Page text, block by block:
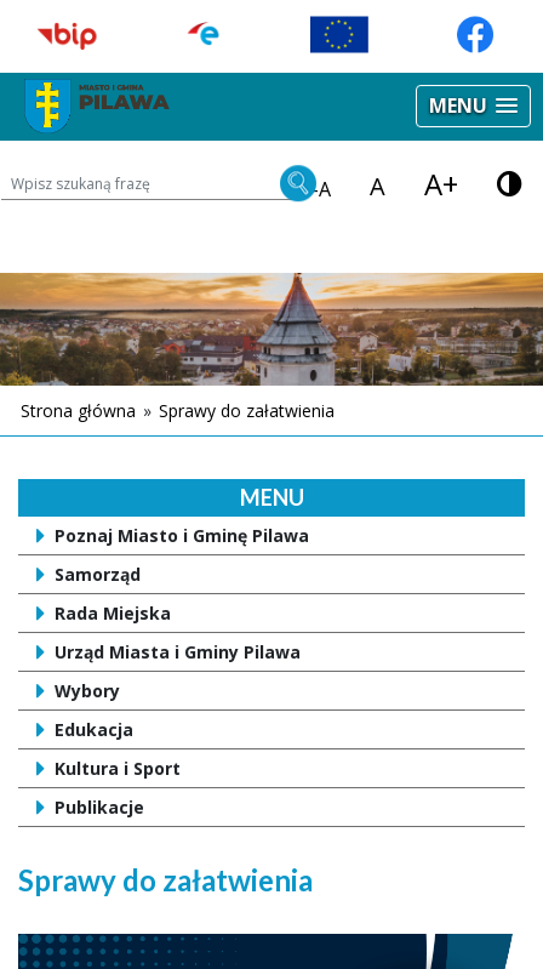
MENU
Wyszukiwarka treści na stronie -A A A+
Strona główna » Sprawy do załatwienia
MENU
Poznaj Miasto i Gminę Pilawa
Samorząd
Rada Miejska
Urząd Miasta i Gminy Pilawa
Wybory
Edukacja
Kultura i Sport
Publikacje
Sprawy do załatwienia